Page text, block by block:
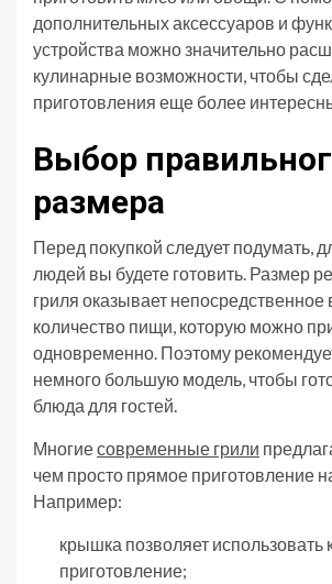
дополнительных аксессуаров и
устройства можно значительно
кулинарные возможности, чтобы
приготовления еще более
Выбор
размера
Перед покупкой следует подумать,
людей вы будете готовить. Размер
гриля оказывает непосредственное
количество пищи, которую можно
одновременно. Поэтому
немного большую модель, чтобы
блюда для гостей.
Многиесовременные грили
чем просто прямое приготовление
Например:
крышка позволяет использовать
приготовление;